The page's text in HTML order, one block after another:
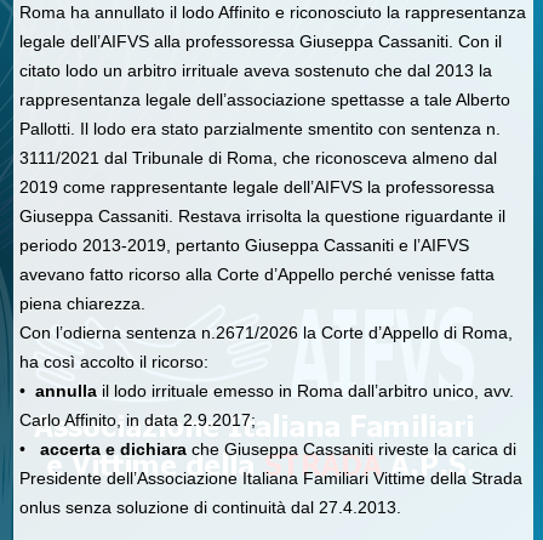
Roma ha annullato il lodo Affinito e riconosciuto la rappresentanza
legale dell’AIFVS alla professoressa Giuseppa Cassaniti. Con il
citato lodo un arbitro irrituale aveva sostenuto che dal 2013 la
rappresentanza legale dell’associazione spettasse a tale Alberto
Pallotti. Il lodo era stato parzialmente smentito con sentenza n.
3111/2021 dal Tribunale di Roma, che riconosceva almeno dal
2019 come rappresentante legale dell’AIFVS la professoressa
Giuseppa Cassaniti. Restava irrisolta la questione riguardante il
periodo 2013-2019, pertanto Giuseppa Cassaniti e l’AIFVS
avevano fatto ricorso alla Corte d’Appello perché venisse fatta
piena chiarezza.
Con l’odierna sentenza n.2671/2026 la Corte d’Appello di Roma,
ha così accolto il ricorso:
• annulla il lodo irrituale emesso in Roma dall’arbitro unico, avv.
Carlo Affinito, in data 2.9.2017;
•
accerta e dichiara che Giuseppa Cassaniti riveste la carica di
Presidente dell’Associazione Italiana Familiari Vittime della Strada
onlus senza soluzione di continuità dal 27.4.2013.